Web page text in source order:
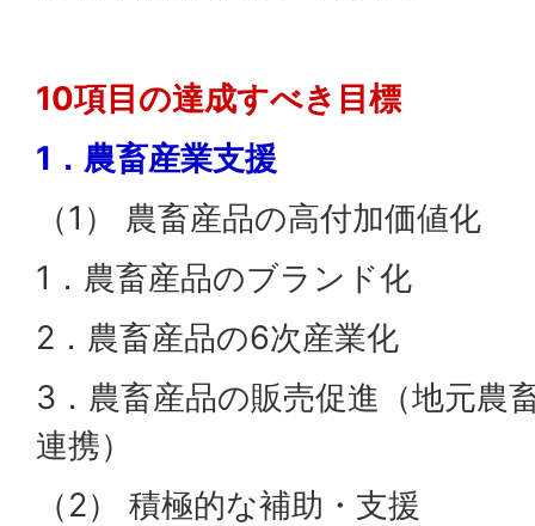
10項目の達成すべき目標
1．農畜産業支援
（1） 農畜産品の高付加価値化
1．農畜産品のブランド化
2．農畜産品の6次産業化
3．農畜産品の販売促進（地元農
連携）
（2） 積極的な補助・支援